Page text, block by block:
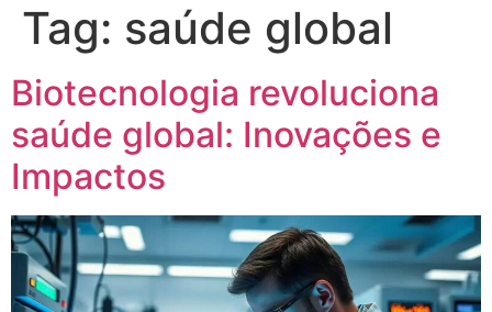
Tag: saúde global
Biotecnologia revoluciona
saúde global: Inovações e
Impactos